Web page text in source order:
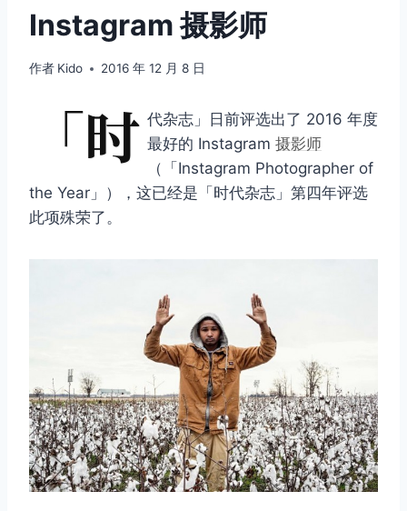
Instagram 摄影师
作者 Kido 2016 年 12 月 8 日
「时 代杂志」日前评选出了 2016 年度
最好的 Instagram 摄影师
（「Instagram Photographer of
the Year」），这已经是「时代杂志」第四年评选
此项殊荣了。